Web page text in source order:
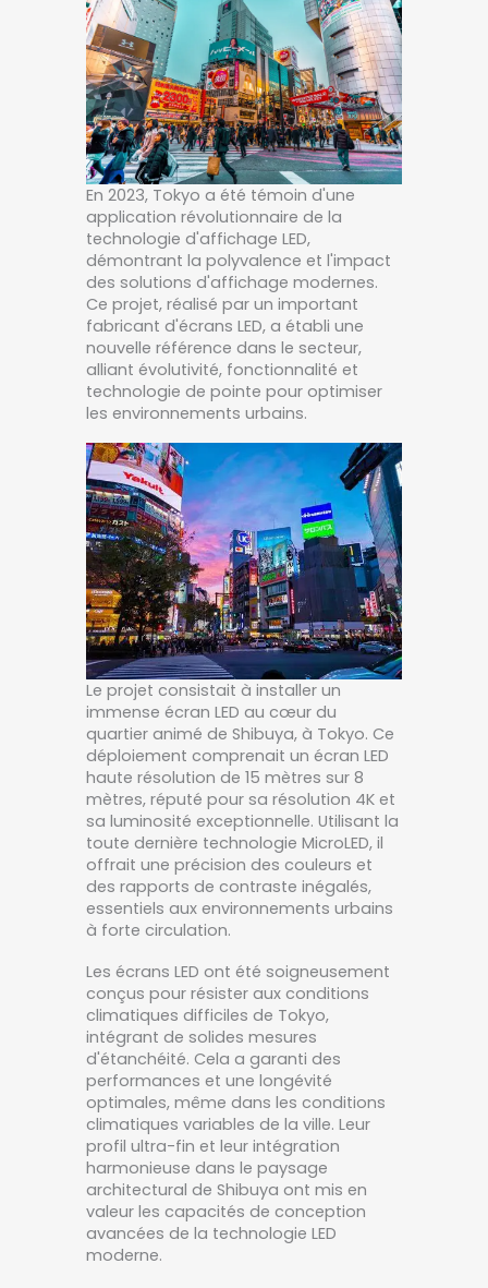
En 2023, Tokyo a été témoin d'une
application révolutionnaire de la
technologie d'affichage LED,
démontrant la polyvalence et l'impact
des solutions d'affichage modernes.
Ce projet, réalisé par un important
fabricant d'écrans LED, a établi une
nouvelle référence dans le secteur,
alliant évolutivité, fonctionnalité et
technologie de pointe pour optimiser
les environnements urbains.
Le projet consistait à installer un
immense écran LED au cœur du
quartier animé de Shibuya, à Tokyo. Ce
déploiement comprenait un écran LED
haute résolution de 15 mètres sur 8
mètres, réputé pour sa résolution 4K et
sa luminosité exceptionnelle. Utilisant la
toute dernière technologie MicroLED, il
offrait une précision des couleurs et
des rapports de contraste inégalés,
essentiels aux environnements urbains
à forte circulation.
Les écrans LED ont été soigneusement
conçus pour résister aux conditions
climatiques difficiles de Tokyo,
intégrant de solides mesures
d'étanchéité. Cela a garanti des
performances et une longévité
optimales, même dans les conditions
climatiques variables de la ville. Leur
profil ultra-fin et leur intégration
harmonieuse dans le paysage
architectural de Shibuya ont mis en
valeur les capacités de conception
avancées de la technologie LED
moderne.